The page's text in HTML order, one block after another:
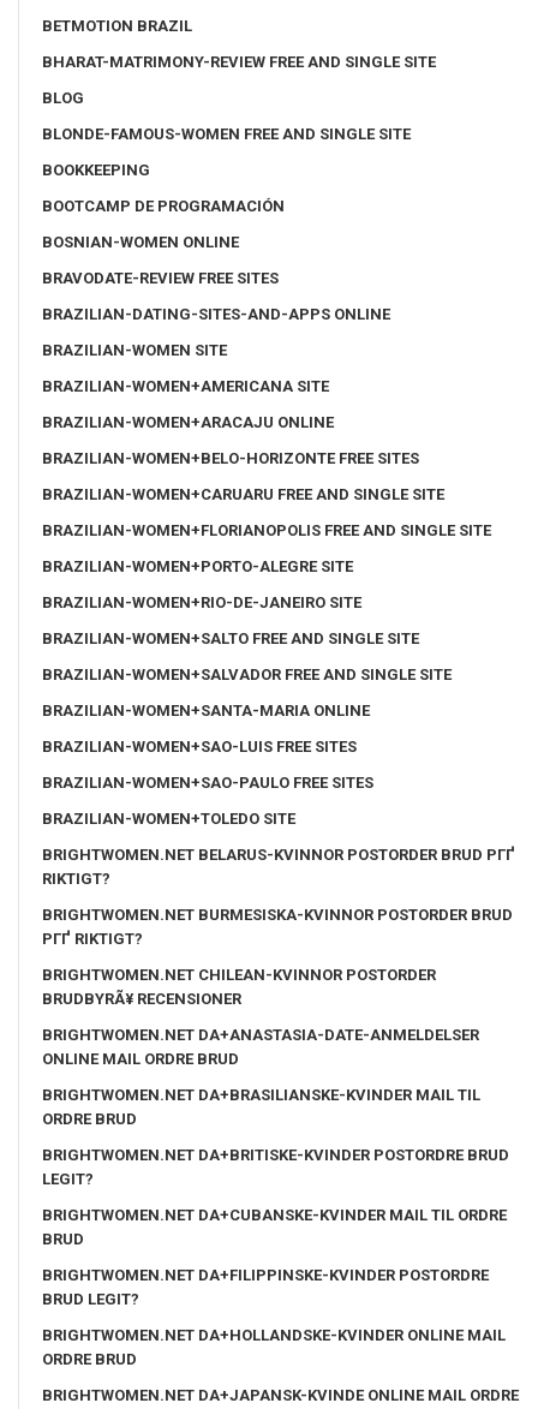
BETMOTION BRAZIL
BHARAT-MATRIMONY-REVIEW FREE AND SINGLE SITE
BLOG
BLONDE-FAMOUS-WOMEN FREE AND SINGLE SITE
BOOKKEEPING
BOOTCAMP DE PROGRAMACIÓN
BOSNIAN-WOMEN ONLINE
BRAVODATE-REVIEW FREE SITES
BRAZILIAN-DATING-SITES-AND-APPS ONLINE
BRAZILIAN-WOMEN SITE
BRAZILIAN-WOMEN+AMERICANA SITE
BRAZILIAN-WOMEN+ARACAJU ONLINE
BRAZILIAN-WOMEN+BELO-HORIZONTE FREE SITES
BRAZILIAN-WOMEN+CARUARU FREE AND SINGLE SITE
BRAZILIAN-WOMEN+FLORIANOPOLIS FREE AND SINGLE SITE
BRAZILIAN-WOMEN+PORTO-ALEGRE SITE
BRAZILIAN-WOMEN+RIO-DE-JANEIRO SITE
BRAZILIAN-WOMEN+SALTO FREE AND SINGLE SITE
BRAZILIAN-WOMEN+SALVADOR FREE AND SINGLE SITE
BRAZILIAN-WOMEN+SANTA-MARIA ONLINE
BRAZILIAN-WOMEN+SAO-LUIS FREE SITES
BRAZILIAN-WOMEN+SAO-PAULO FREE SITES
BRAZILIAN-WOMEN+TOLEDO SITE
BRIGHTWOMEN.NET BELARUS-KVINNOR POSTORDER BRUD PГҐ
RIKTIGT?
BRIGHTWOMEN.NET BURMESISKA-KVINNOR POSTORDER BRUD
PГҐ RIKTIGT?
BRIGHTWOMEN.NET CHILEAN-KVINNOR POSTORDER
BRUDBYRÃ¥ RECENSIONER
BRIGHTWOMEN.NET DA+ANASTASIA-DATE-ANMELDELSER
ONLINE MAIL ORDRE BRUD
BRIGHTWOMEN.NET DA+BRASILIANSKE-KVINDER MAIL TIL
ORDRE BRUD
BRIGHTWOMEN.NET DA+BRITISKE-KVINDER POSTORDRE BRUD
LEGIT?
BRIGHTWOMEN.NET DA+CUBANSKE-KVINDER MAIL TIL ORDRE
BRUD
BRIGHTWOMEN.NET DA+FILIPPINSKE-KVINDER POSTORDRE
BRUD LEGIT?
BRIGHTWOMEN.NET DA+HOLLANDSKE-KVINDER ONLINE MAIL
ORDRE BRUD
BRIGHTWOMEN.NET DA+JAPANSK-KVINDE ONLINE MAIL ORDRE